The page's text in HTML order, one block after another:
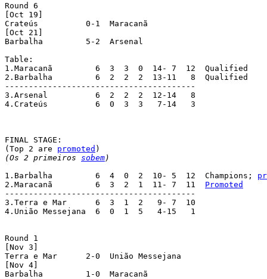
Round 6
[Oct 19]
Crateús		 0-1  Maracanã
[Oct 21]
Barbalha	 5-2  Arsenal
Table:
1.Maracanã 	   6  3  3  0  14- 7  12  Qualified
2.Barbalha	   6  2  2  2  13-11   8  Qualified
----------------------------------------
3.Arsenal	   6  2  2  2  12-14   8
4.Crateús	   6  0  3  3   7-14   3
FINAL STAGE:
(Top 2 are promoted
(Os 2 primeiros sobem )
1.Barbalha	   6  4  0  2  10- 5  12  Champions;
2.Maracanã 	   6  3  2  1  11- 7  11 Promoted
----------------------------------------
3.Terra e Mar	   6  3  1  2   9- 7  10
4.União Messejana  6  0  1  5   4-15   1
Round 1
[Nov 3]
Terra e Mar	 2-0  União Messejana
[Nov 4]
Barbalha	 1-0  Maracanã